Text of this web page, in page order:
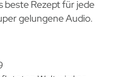
beste Rezept für jede
gelungene Audio.